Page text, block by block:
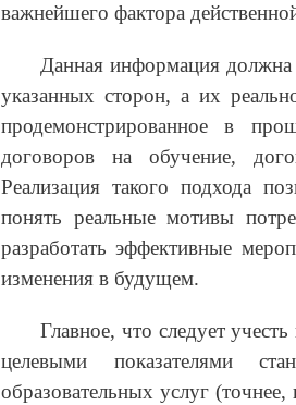
важнейшего фактора
Данная информация должна
указанных сторон, а их
продемонстрированное в
договоров на обучение,
Реализация такого подхода
понять реальные мотивы
разработать эффективные
изменения в будущем.
Главное, что следует
целевыми показателями
образовательных услуг